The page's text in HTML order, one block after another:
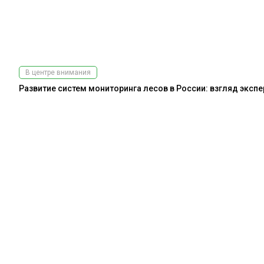
В центре внимания
Развитие систем мониторинга лесов в России: взгляд